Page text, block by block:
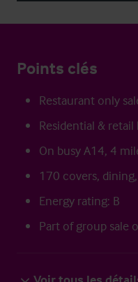
Points clés
Restaurant only
Residential &
On busy A14, 4
170 covers,
Energy rating: B
Part of group sale